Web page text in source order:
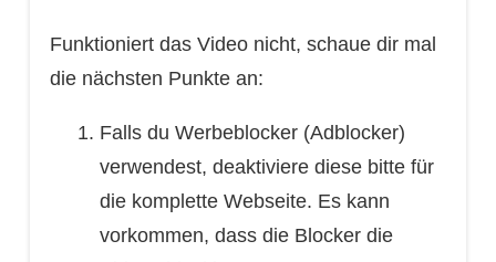
Funktioniert das Video nicht, schaue dir mal
die nächsten Punkte an:
Falls du Werbeblocker (Adblocker)
verwendest, deaktiviere diese bitte für
die komplette Webseite. Es kann
vorkommen, dass die Blocker die